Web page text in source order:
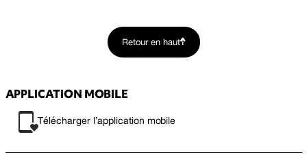
Retour en haut
APPLICATION MOBILE
Télécharger l’application mobile